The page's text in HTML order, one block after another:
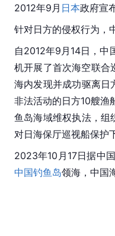
2012年9月 日本政府宣
针对日方的侵权行为，
自2012年9月14日，中
机开展了首次海空联合
海内发现并成功驱离日
非法活动的日方10艘渔
鱼岛海域维权执法，
对日海保厅巡视船保护
2023年10月17日据中
中国钓鱼岛领海，中国